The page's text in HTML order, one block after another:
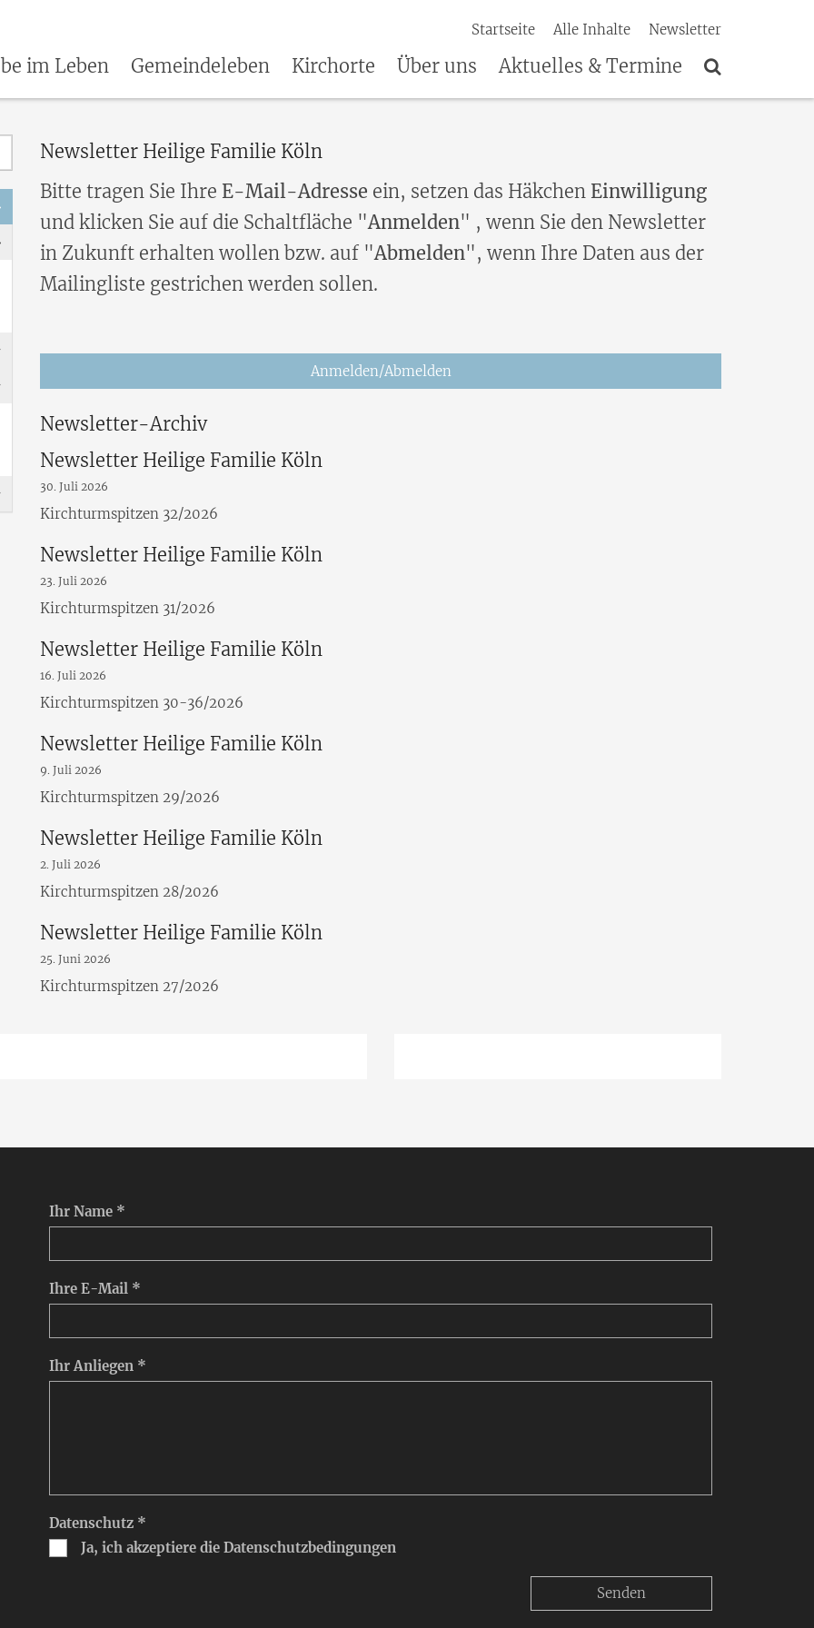
Startseite
Alle Inhalte Newsletter
im Leben Gemeindeleben Kirchorte Über uns Aktuelles & Termine
Newsletter Heilige Familie Köln
Bitte tragen Sie Ihre E-Mail-Adresse ein, setzen das Häkchen Einwilligung
und klicken Sie auf die Schaltfläche "Anmelden" , wenn Sie den Newsletter
in Zukunft erhalten wollen bzw. auf "Abmelden", wenn Ihre Daten aus der
Mailingliste gestrichen werden sollen.
Anmelden/Abmelden
Newsletter-Archiv
Newsletter Heilige Familie Köln
30. Juli 2026
Kirchturmspitzen 32/2026
Newsletter Heilige Familie Köln
23. Juli 2026
Kirchturmspitzen 31/2026
Newsletter Heilige Familie Köln
16. Juli 2026
Kirchturmspitzen 30-36/2026
Newsletter Heilige Familie Köln
9. Juli 2026
Kirchturmspitzen 29/2026
Newsletter Heilige Familie Köln
2. Juli 2026
Kirchturmspitzen 28/2026
Newsletter Heilige Familie Köln
25. Juni 2026
Kirchturmspitzen 27/2026
Ihr Name *
Ihre E-Mail *
Ihr Anliegen *
Datenschutz *
Ja, ich akzeptiere die Datenschutzbedingungen